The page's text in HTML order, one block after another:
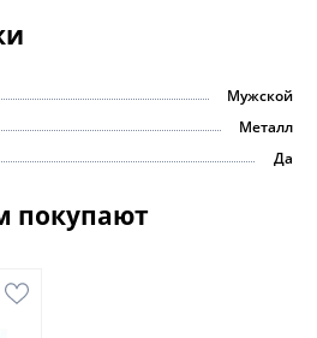
Мужской
Металл
Да
покупают